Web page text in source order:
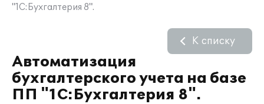
"1С:Бухгалтерия 8".
Автоматизация
бухгалтерского учета на базе
ПП "1С:Бухгалтерия 8".
К списку